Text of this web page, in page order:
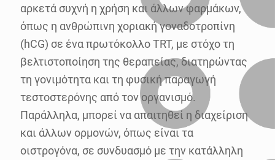
αρκετά συχνή η χρήση και άλλων φαρμάκων,
όπως η ανθρώπινη χοριακή γοναδοτροπίνη
(hCG) σε ένα πρωτόκολλο TRT, με στόχο τη
βελτιστοποίηση της θεραπείας, διατηρώντας
τη γονιμότητα και τη φυσική παραγωγή
τεστοστερόνης από τον οργανισμό.
Παράλληλα, μπορεί να απαιτηθεί η διαχείριση
και άλλων ορμονών, όπως είναι τα
οιστρογόνα, σε συνδυασμό με την κατάλληλη